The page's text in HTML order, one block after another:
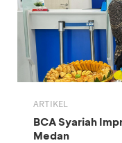
ARTIKEL
BCA Syariah
Medan